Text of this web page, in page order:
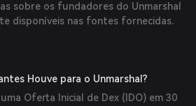
sobre os fundadores do Unmarshal
disponíveis nas fontes fornecidas.
Houve para o Unmarshal?
Oferta Inicial de Dex (IDO) em 30